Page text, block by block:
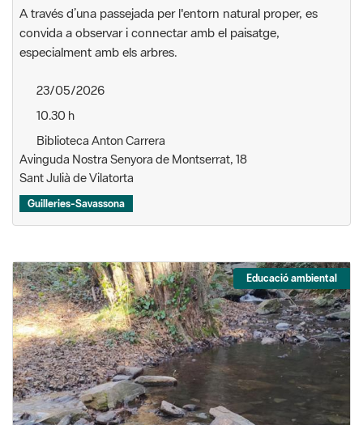
A través d’una passejada per l'entorn natural proper, es
convida a observar i connectar amb el paisatge,
especialment amb els arbres.
23/05/2026
10.30 h
Biblioteca Anton Carrera
Avinguda Nostra Senyora de Montserrat, 18
Sant Julià de Vilatorta
Guilleries-Savassona
Educació ambiental